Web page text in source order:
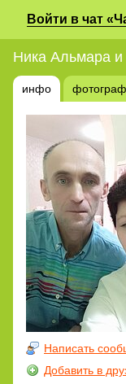
Войти в чат
Ника Альмара и
инфо
Написать
Добавить в